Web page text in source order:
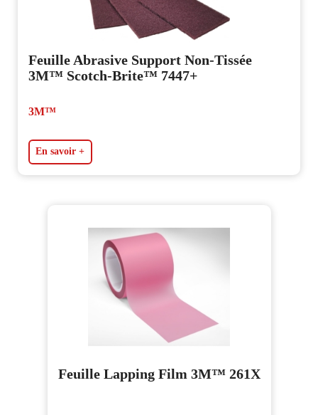
Feuille Abrasive Support Non-Tissée
3M™ Scotch-Brite™ 7447+
3M™
En savoir +
Feuille Lapping Film 3M™ 261X